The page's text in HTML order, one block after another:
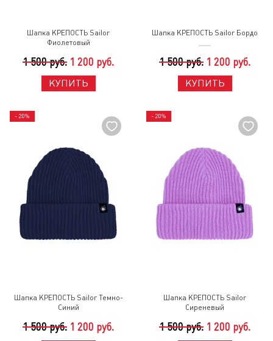
Шапка КРЕПОСТЬ Sailor
Фиолетовый
1 500 руб. 1 200 руб.
КУПИТЬ
Шапка КРЕПОСТЬ Sailor Бордо
1 500 руб. 1 200 руб.
КУПИТЬ
- 20%
Шапка КРЕПОСТЬ Sailor Темно-
Синий
1 500 руб. 1 200 руб.
- 20%
Шапка КРЕПОСТЬ Sailor
Сиреневый
1 500 руб. 1 200 руб.